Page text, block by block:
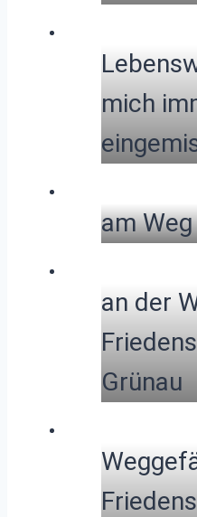
mich
am Weg
an der
Grünau